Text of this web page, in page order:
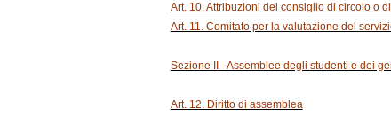
Art. 10. Attribuzioni del consiglio di circolo o
Art. 11. Comitato per la valutazione del
Sezione II - Assemblee degli studenti e dei
Art. 12. Diritto di assemblea